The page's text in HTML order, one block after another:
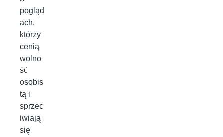
pogląd
ach,
którzy
cenią
wolno
ść
osobis
tą i
sprzec
iwiają
się